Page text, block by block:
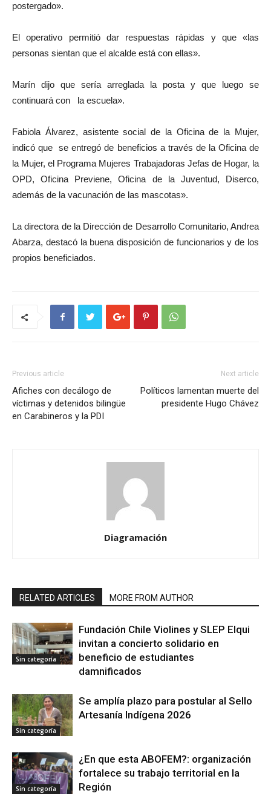
postergado».
El operativo permitió dar respuestas rápidas y que «las
personas sientan que el alcalde está con ellas».
Marín dijo que sería arreglada la posta y que luego se
continuará con la escuela».
Fabiola Álvarez, asistente social de la Oficina de la Mujer,
indicó que se entregó de beneficios a través de la Oficina de
la Mujer, el Programa Mujeres Trabajadoras Jefas de Hogar, la
OPD, Oficina Previene, Oficina de la Juventud, Diserco,
además de la vacunación de las mascotas».
La directora de la Dirección de Desarrollo Comunitario, Andrea
Abarza, destacó la buena disposición de funcionarios y de los
propios beneficiados.
Previous article
Afiches con decálogo de
víctimas y detenidos bilingüe
en Carabineros y la PDI
Next article
Políticos lamentan muerte del
presidente Hugo Chávez
Diagramación
RELATED ARTICLES MORE FROM AUTHOR
Sin categoría
Fundación Chile Violines y SLEP Elqui
invitan a concierto solidario en
beneficio de estudiantes
damnificados
Sin categoría
Se amplía plazo para postular al Sello
Artesanía Indígena 2026
Sin categoría
¿En que esta ABOFEM?: organización
fortalece su trabajo territorial en la
Región